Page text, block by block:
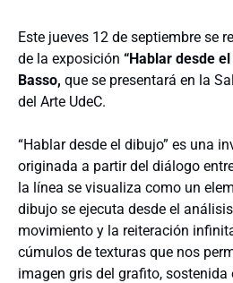
Este jueves 12 de septiembre se
de la exposición “Hablar desde el
Basso, que se presentará en la
del Arte UdeC.
“Hablar desde el dibujo” es una
originada a partir del diálogo
la línea se visualiza como un
dibujo se ejecuta desde el
movimiento y la reiteración
cúmulos de texturas que nos
imagen gris del grafito, sostenida